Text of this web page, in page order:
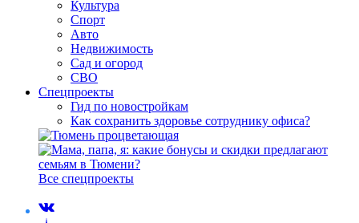
Культура
Спорт
Авто
Недвижимость
Сад и огород
СВО
Спецпроекты
Гид по новостройкам
Как сохранить здоровье сотруднику офиса?
Все спецпроекты